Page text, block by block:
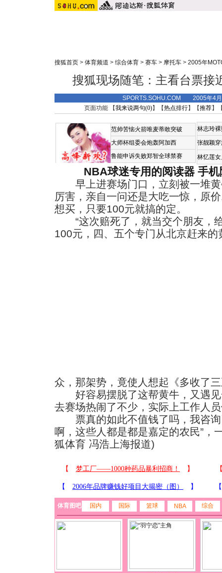
搜狐首页 > 体育频道 > 综合体育 > 赛车 > 摩托车 > 2005年
搜狐现场随笔：主看台票接
SPORTS.SOHU.COM 2005年4
页面功能 【我来说两句(0)】【热点排行】【推荐】
范帅苦恼火箭唯麦蒂敢突破
大师杯组委会炮轰阿加西
鲁能申诉失败郑智全球禁赛
林志玲
张靓颖
林忆莲
NBA球迷专用的阅读器 手
早上进赛场门口，立刻被一堆黄
厉害，亲自一问还是大吃一惊，原
想买，只要100元就搞的定。
“这次赔死了，就当交个朋友，
100元，四、五个专门从北京赶来
众，那架势，竟使人想起《多收了
好容易摆脱了这帮黄牛，又遇见
去赛场热闹了不少，实际上工作人
票真的如此不值钱了吗，我咨询
啊，这些人都是都是嘉定的农民”，
狐体育 冯浩上海报道)
体育图吧 国内 国际 篮球 NBA 综合